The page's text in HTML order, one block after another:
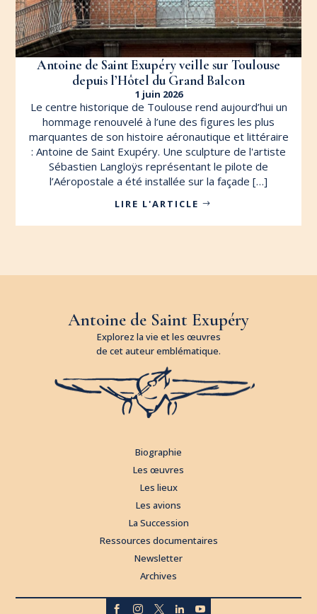
Antoine de Saint Exupéry veille sur Toulouse
depuis l’Hôtel du Grand Balcon
1 juin 2026
Le centre historique de Toulouse rend aujourd’hui un
hommage renouvelé à l’une des figures les plus
marquantes de son histoire aéronautique et littéraire
: Antoine de Saint Exupéry. Une sculpture de l'artiste
Sébastien Langloÿs représentant le pilote de
l’Aéropostale a été installée sur la façade […]
LIRE L'ARTICLE
Antoine de Saint Exupéry
Explorez la vie et les œuvres
de cet auteur emblématique.
Biographie
Les œuvres
Les lieux
Les avions
La Succession
Ressources documentaires
Newsletter
Archives
    